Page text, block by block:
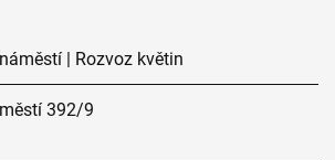
| Rozvoz květin
392/9